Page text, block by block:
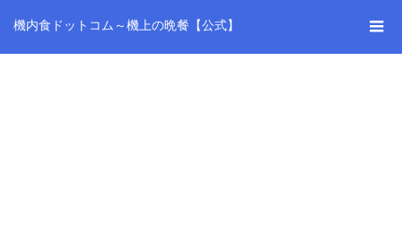
機内食ドットコム～機上の晩餐【公式】